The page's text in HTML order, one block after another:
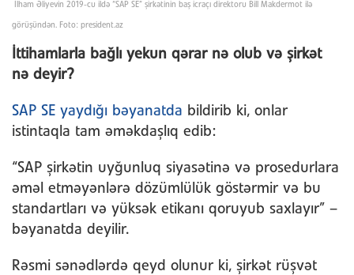
İlham Əliyevin 2019-cu ildə “SAP SE” şirkətinin baş icraçı direktoru Bill Makdermot ilə
görüşündən. Foto: president.az
İttihamlarla bağlı yekun qərar nə olub və şirkət
nə deyir?
SAP SE yaydığı bəyanatda bildirib ki, onlar
istintaqla tam əməkdaşlıq edib:
“SAP şirkətin uyğunluq siyasətinə və prosedurlara
əməl etməyənlərə dözümlülük göstərmir və bu
standartları və yüksək etikanı qoruyub saxlayır” –
bəyanatda deyilir.
Rəsmi sənədlərdə qeyd olunur ki, şirkət rüşvət